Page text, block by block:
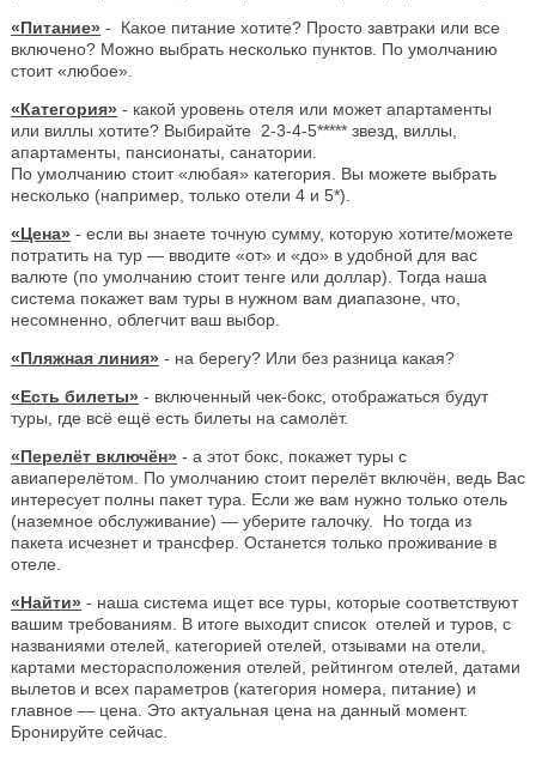
«Питание» - Какое питание хотите? Просто завтраки или все
включено? Можно выбрать несколько пунктов. По умолчанию
стоит «любое».
«Категория» - какой уровень отеля или может апартаменты
или виллы хотите? Выбирайте 2-3-4-5***** звезд, виллы,
апартаменты, пансионаты, санатории.
По умолчанию стоит «любая» категория. Вы можете выбрать
несколько (например, только отели 4 и 5*).
«Цена» - если вы знаете точную сумму, которую хотите/можете
потратить на тур — вводите «от» и «до» в удобной для вас
валюте (по умолчанию стоит тенге или доллар). Тогда наша
система покажет вам туры в нужном вам диапазоне, что,
несомненно, облегчит ваш выбор.
«Пляжная линия» - на берегу? Или без разница какая?
«Есть билеты» - включенный чек-бокс, отображаться будут
туры, где всё ещё есть билеты на самолёт.
«Перелёт включён» - а этот бокс, покажет туры с
авиаперелётом. По умолчанию стоит перелёт включён, ведь Вас
интересует полны пакет тура. Если же вам нужно только отель
(наземное обслуживание) — уберите галочку. Но тогда из
пакета исчезнет и трансфер. Останется только проживание в
отеле.
«Найти» - наша система ищет все туры, которые соответствуют
вашим требованиям. В итоге выходит список отелей и туров, с
названиями отелей, категорией отелей, отзывами на отели,
картами месторасположения отелей, рейтингом отелей, датами
вылетов и всех параметров (категория номера, питание) и
главное — цена. Это актуальная цена на данный момент.
Бронируйте сейчас.